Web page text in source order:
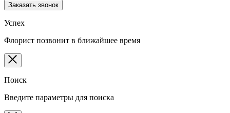
Заказать звонок
Успех
Флорист позвонит в ближайшее время
Поиск
Введите параметры для поиска